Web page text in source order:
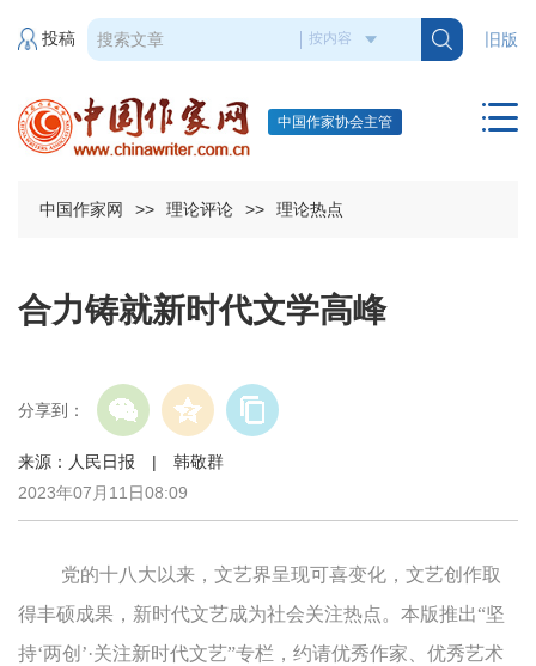
旧版
投稿
中国作家协会主管
中国作家网 >> 理论评论 >> 理论热点
合力铸就新时代文学高峰
分享到：
来源：人民日报 | 韩敬群
2023年07月11日08:09
党的十八大以来，文艺界呈现可喜变化，文艺创作取
得丰硕成果，新时代文艺成为社会关注热点。本版推出“坚
持‘两创’·关注新时代文艺”专栏，约请优秀作家、优秀艺术